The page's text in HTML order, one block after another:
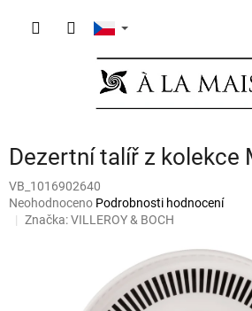
Dezertní talíř z kolekce
VB_1016902640
Průměrné
hodnocení
Neohodnoceno Podrobnosti hodnocení
Značka:VILLEROY & BOCH